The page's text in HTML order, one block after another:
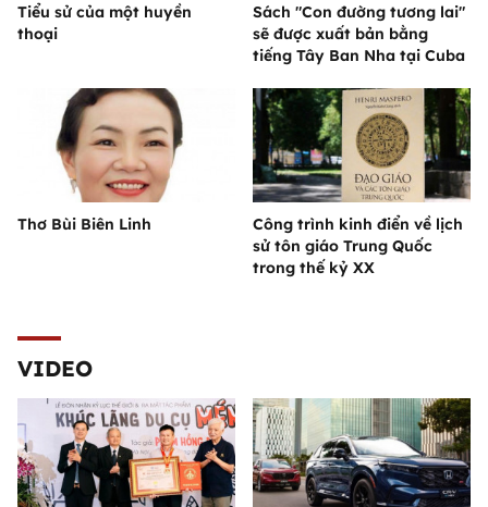
Tiểu sử của một huyền
thoại
Sách "Con đường tương lai"
sẽ được xuất bản bằng
tiếng Tây Ban Nha tại Cuba
Thơ Bùi Biên Linh
Công trình kinh điển về lịch
sử tôn giáo Trung Quốc
trong thế kỷ XX
VIDEO